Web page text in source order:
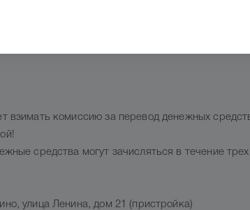
взимать комиссию за перевод денежных
средства могут зачисляться в течение
улица Ленина, дом 21 (пристройка)